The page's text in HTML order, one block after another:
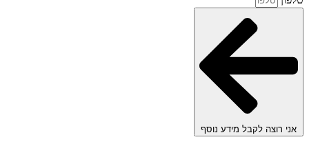
אני רוצה לקבל מידע נוסף